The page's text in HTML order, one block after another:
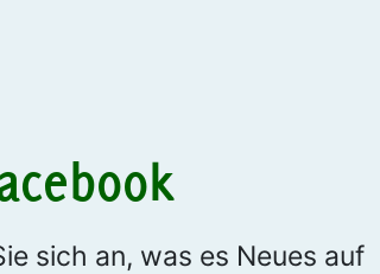
sich an, was es Neues auf